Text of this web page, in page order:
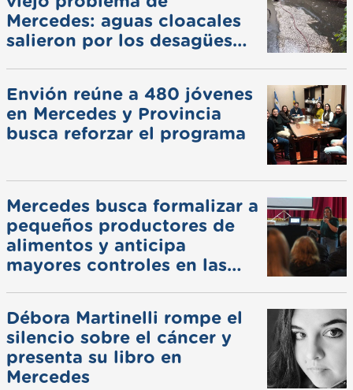
Mercedes: aguas cloacales
salieron por los desagües
Envión reúne a 480 jóvenes
en Mercedes y Provincia
busca reforzar el programa
Mercedes busca formalizar a
pequeños productores de
alimentos y anticipa
mayores controles en las
Débora Martinelli rompe el
silencio sobre el cáncer y
presenta su libro en
Mercedes